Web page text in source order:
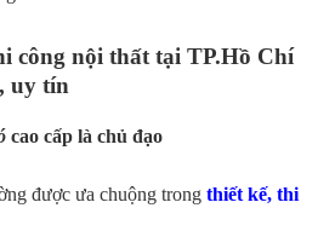
công nội thất tại TP.Hồ Chí
uy tín
cao cấp là chủ đạo
được ưa chuộng trong thiết kế, thi